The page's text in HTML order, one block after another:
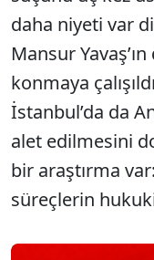
daha niyeti var
Mansur
konmaya
İstanbul’da da
alet edilmesini
bir araştırma
süreçlerin